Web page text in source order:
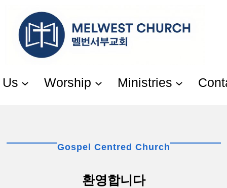
Worship Ministries
Gospel Centred Church
환영합니다